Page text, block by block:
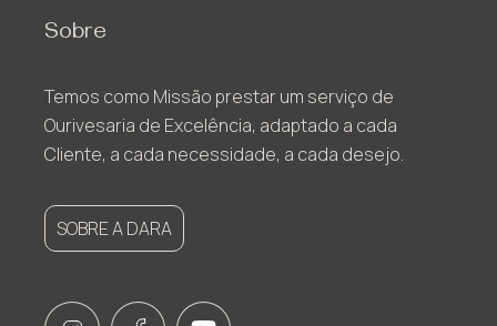
Sobre
Temos como Missão prestar um serviço de
Ourivesaria de Excelência, adaptado a cada
Cliente, a cada necessidade, a cada desejo.
SOBRE A DARA